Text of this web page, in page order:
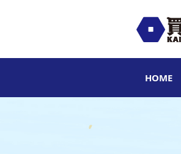
HOME